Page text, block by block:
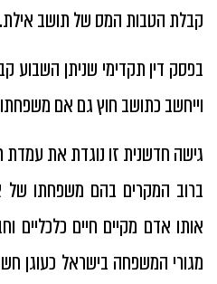
קבלת הטבות המס של תושב אילת.
בפסק דין תקדימי שניתן
וייחשב כתושב חוץ גם אם
גישה חדשנית זו נוגדת את
ברוב המקרים בהם משפחתו של
אותו אדם מקיים חיים כלכליים
מגורי המשפחה בישראל כעוגן